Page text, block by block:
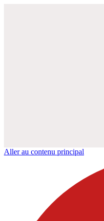
Aller au contenu principal